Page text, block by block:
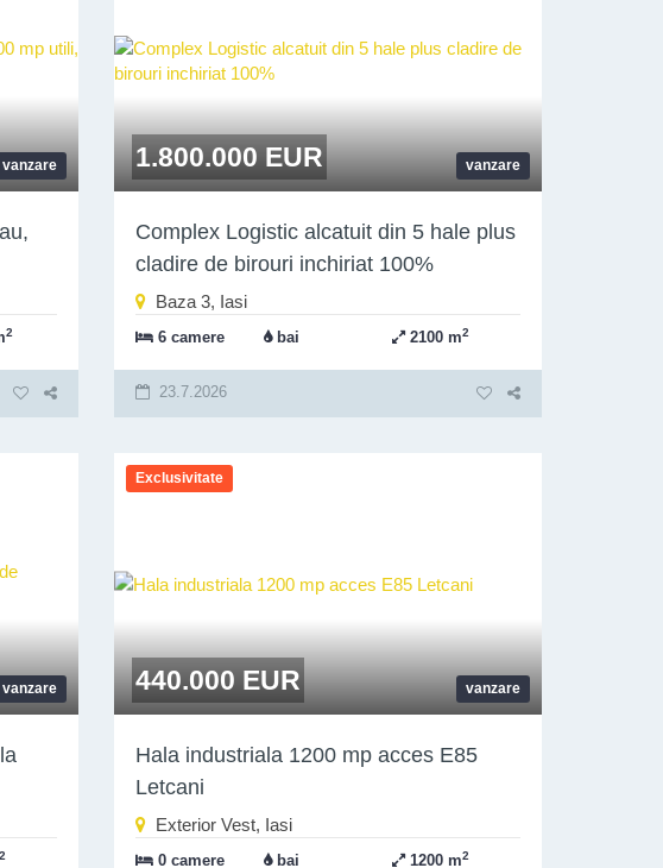
vanzare
2
vanzare
1.800.000 EUR
Complex Logistic alcatuit din 5 hale plus
cladire de birouri inchiriat 100%
Baza 3, Iasi
6 camere bai 2100 m2
23.7.2026
vanzare
2
Exclusivitate
vanzare
440.000 EUR
Hala industriala 1200 mp acces E85
Letcani
Exterior Vest, Iasi
0 camere bai 1200 m2